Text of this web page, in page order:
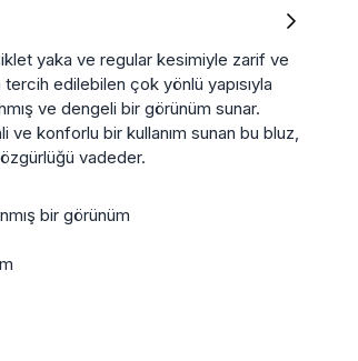
yaka ve regular kesimiyle zarif ve
edilebilen çok yönlü yapısıyla
ve dengeli bir görünüm sunar.
ve konforlu bir kullanım sunan bu bluz,
vadeder.
bir görünüm